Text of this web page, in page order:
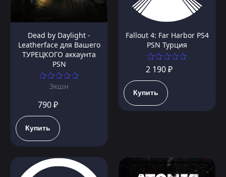
Dead by Daylight -
Leatherface для Вашего
ТУРЕЦКОГО аккаунта
PSN
Экшн
790 ₽
Купить
Fallout 4: Far Harbor PS4
PSN Турция
2 190 ₽
Купить